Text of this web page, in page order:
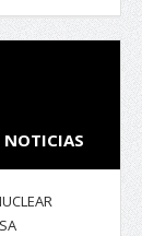
NOTICIAS